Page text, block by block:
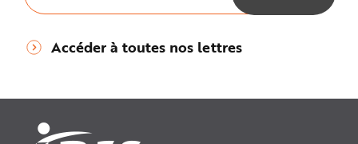
Accéder à toutes nos lettres